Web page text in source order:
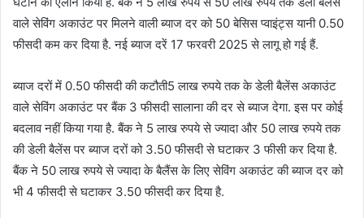
वाले सेविंग अकाउंट पर मिलने वाली ब्याज दर को 50 बेसिस प्वाइंट्स यानी 0.50
फीसदी कम कर दिया है. नई ब्याज दरें 17 फरवरी 2025 से लागू हो गई हैं.
ब्याज दरों में 0.50 फीसदी की कटौती5 लाख रुपये तक के डेली बैलेंस अकाउंट
वाले सेविंग अकाउंट पर बैंक 3 फीसदी सालाना की दर से ब्याज देगा. इस पर कोई
बदलाव नहीं किया गया है. बैंक ने 5 लाख रुपये से ज्यादा और 50 लाख रुपये तक
की डेली बैलेंस पर ब्याज दरों को 3.50 फीसदी से घटाकर 3 फीसी कर दिया है.
बैंक ने 50 लाख रुपये से ज्यादा के बैलैंस के लिए सेविंग अकाउंट की ब्याज दर को
भी 4 फीसदी से घटाकर 3.50 फीसदी कर दिया है.